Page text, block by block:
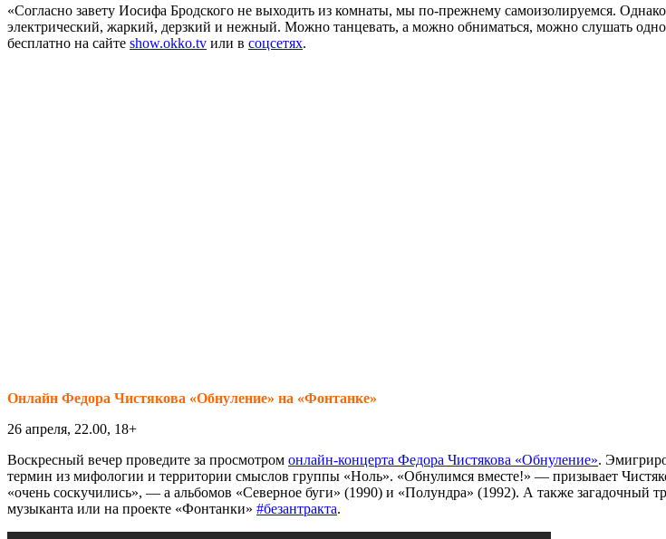
«Согласно завету Иосифа Бродского не выходить из комнаты, мы по-прежнему самоизолируемся.
электрический, жаркий, дерзкий и нежный. Можно танцевать, а можно обниматься, можно слушать
бесплатно на сайте show.okko.tv или в соцсетях.
Онлайн Федора Чистякова «Обнуление» на «Фонтанке»
26 апреля, 22.00, 18+
Воскресный вечер проведите за просмотром онлайн-концерта Федора Чистякова «Обнуление».
термин из мифологии и территории смыслов группы «Ноль». «Обнулимся вместе!» — призывает
«очень соскучились», — а альбомов «Северное буги» (1990) и «Полундра» (1992). А также загадочный
музыканта или на проекте «Фонтанки» #безантракта.